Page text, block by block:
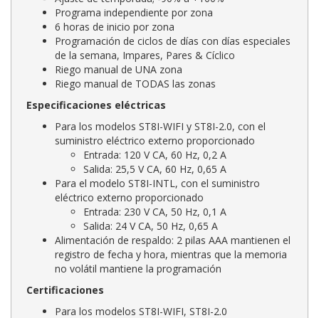
Programa independiente por zona
6 horas de inicio por zona
Programación de ciclos de días con días especiales
de la semana, Impares, Pares & Cíclico
Riego manual de UNA zona
Riego manual de TODAS las zonas
Especificaciones eléctricas
Para los modelos ST8I-WIFI y ST8I-2.0, con el
suministro eléctrico externo proporcionado
Entrada: 120 V CA, 60 Hz, 0,2 A
Salida: 25,5 V CA, 60 Hz, 0,65 A
Para el modelo ST8I-INTL, con el suministro
eléctrico externo proporcionado
Entrada: 230 V CA, 50 Hz, 0,1 A
Salida: 24 V CA, 50 Hz, 0,65 A
Alimentación de respaldo: 2 pilas AAA mantienen el
registro de fecha y hora, mientras que la memoria
no volátil mantiene la programación
Certificaciones
Para los modelos ST8I-WIFI, ST8I-2.0